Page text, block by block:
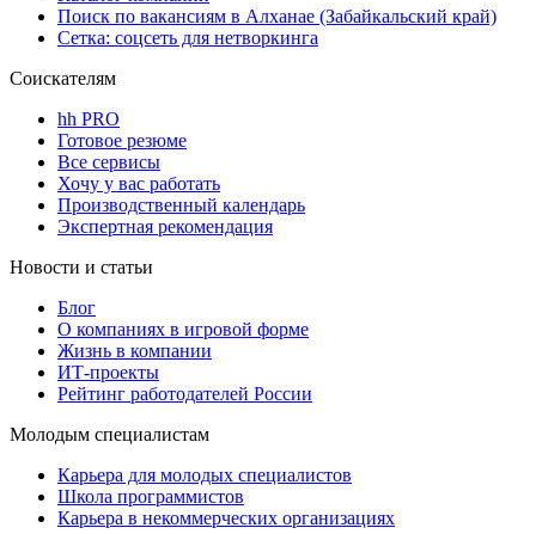
Поиск по вакансиям в Алханае (Забайкальский край)
Сетка: соцсеть для нетворкинга
Соискателям
hh PRO
Готовое резюме
Все сервисы
Хочу у вас работать
Производственный календарь
Экспертная рекомендация
Новости и статьи
Блог
О компаниях в игровой форме
Жизнь в компании
ИТ-проекты
Рейтинг работодателей России
Молодым специалистам
Карьера для молодых специалистов
Школа программистов
Карьера в некоммерческих организациях